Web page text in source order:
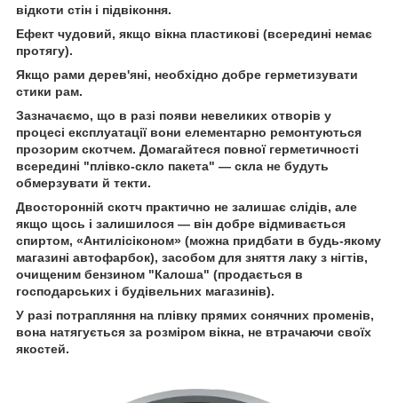
відкоти стін і підвіконня.
Ефект чудовий, якщо вікна пластикові (всередині немає
протягу).
Якщо рами дерев'яні, необхідно добре герметизувати
стики рам.
Зазначаємо, що в разі появи невеликих отворів у
процесі експлуатації вони елементарно ремонтуються
прозорим скотчем. Домагайтеся повної герметичності
всередині "плівко-скло пакета" — скла не будуть
обмерзувати й текти.
Двосторонній скотч практично не залишає слідів, але
якщо щось і залишилося — він добре відмивається
спиртом, «Антилісіконом» (можна придбати в будь-якому
магазині автофарбок), засобом для зняття лаку з нігтів,
очищеним бензином "Калоша" (продається в
господарських і будівельних магазинів).
У разі потрапляння на плівку прямих сонячних променів,
вона натягується за розміром вікна, не втрачаючи своїх
якостей.